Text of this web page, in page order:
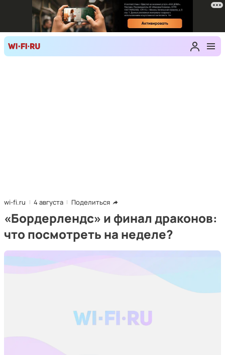
wi-fi.ru 4 августа Поделиться
«Бордерлендс» и финал драконов:
что посмотреть на неделе?